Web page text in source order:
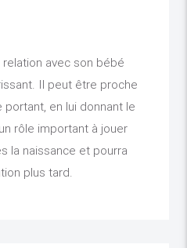
avec son bébé
Il peut être proche
portant, en lui donnant le
rôle important à jouer
la naissance et pourra
plus tard.